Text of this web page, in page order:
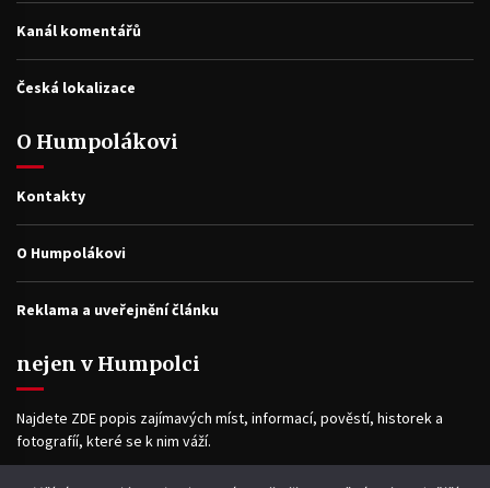
Kanál komentářů
Česká lokalizace
O Humpolákovi
Kontakty
O Humpolákovi
Reklama a uveřejnění článku
nejen v Humpolci
Najdete ZDE popis zajímavých míst, informací, pověstí, historek a
fotografíí, které se k nim váží.